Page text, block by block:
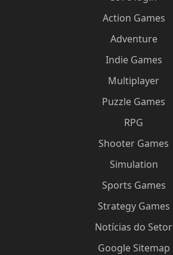
Action Games
Adventure
Indie Games
Multiplayer
Puzzle Games
RPG
Shooter Games
Simulation
Sports Games
Strategy Games
Notícias do Setor
Google Sitemap